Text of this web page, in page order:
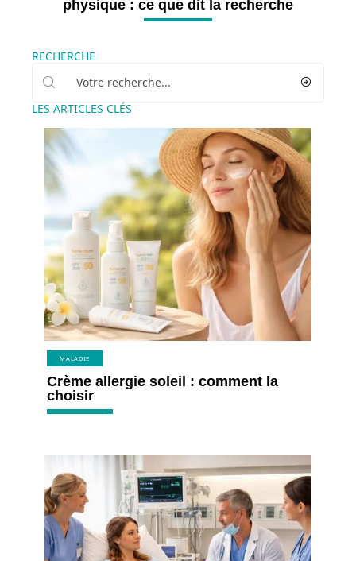
physique : ce que dit la recherche
RECHERCHE
LES ARTICLES CLÉS
MALADIE
Crème allergie soleil : comment la
choisir